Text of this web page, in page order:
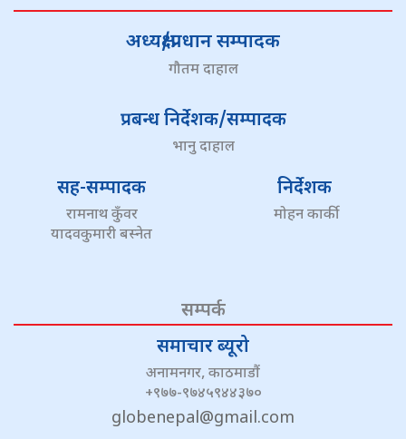
अध्यक्ष/प्रधान सम्पादक
गौतम दाहाल
प्रबन्ध निर्देशक/सम्पादक
भानु दाहाल
सह-सम्पादक
रामनाथ कुँवर
यादवकुमारी बस्नेत
निर्देशक
मोहन कार्की
सम्पर्क
समाचार ब्यूरो
अनामनगर, काठमाडौं
+९७७-९७४५९४४३७०
globenepal@gmail.com